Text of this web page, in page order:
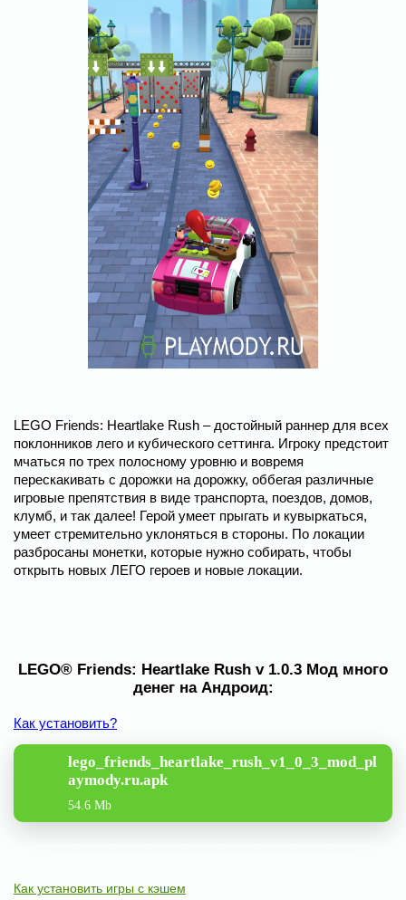
LEGO Friends: Heartlake Rush – достойный раннер для всех
поклонников лего и кубического сеттинга. Игроку предстоит
мчаться по трех полосному уровню и вовремя
перескакивать с дорожки на дорожку, оббегая различные
игровые препятствия в виде транспорта, поездов, домов,
клумб, и так далее! Герой умеет прыгать и кувыркаться,
умеет стремительно уклоняться в стороны. По локации
разбросаны монетки, которые нужно собирать, чтобы
открыть новых ЛЕГО героев и новые локации.
LEGO® Friends: Heartlake Rush v 1.0.3 Мод много
денег на Андроид:
Как установить?
lego_friends_heartlake_rush_v1_0_3_mod_pl
aymody.ru.apk
54.6 Mb
Как установить игры с кэшем